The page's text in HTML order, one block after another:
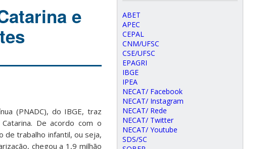
e
(PNADC), do IBGE, traz
De acordo com o
de trabalho infantil, ou seja,
chegou a 1,9 milhão
ABET
APEC
CEPAL
CNM/UFSC
CSE/UFSC
EPAGRI
IBGE
IPEA
NECAT/ Facebook
NECAT/ Instagram
NECAT/ Rede
NECAT/ Twitter
NECAT/ Youtube
SDS/SC